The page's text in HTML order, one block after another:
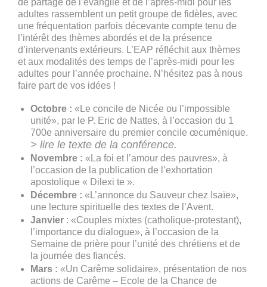
de partage de l’évangile et de l’après-midi pour les
adultes rassemblent un petit groupe de fidèles, avec
une fréquentation parfois décevante compte tenu de
l’intérêt des thèmes abordés et de la présence
d’intervenants extérieurs. L’EAP réfléchit aux thèmes
et aux modalités des temps de l’après-midi pour les
adultes pour l’année prochaine. N’hésitez pas à nous
faire part de vos idées !
Octobre : «Le concile de Nicée ou l’impossible
unité», par le P. Eric de Nattes, à l’occasion du 1
700e anniversaire du premier concile œcuménique.
> lire le texte de la conférence.
Novembre : «La foi et l’amour des pauvres», à
l’occasion de la publication de l’exhortation
apostolique « Dilexi te ».
Décembre : «L’annonce du Sauveur chez Isaïe»,
une lecture spirituelle des textes de l’Avent.
Janvier: «Couples mixtes (catholique-protestant),
l’importance du dialogue», à l’occasion de la
Semaine de prière pour l’unité des chrétiens et de
la journée des fiancés.
Mars : «Un Carême solidaire», présentation de nos
actions de Carême – Ecole de la Chance de